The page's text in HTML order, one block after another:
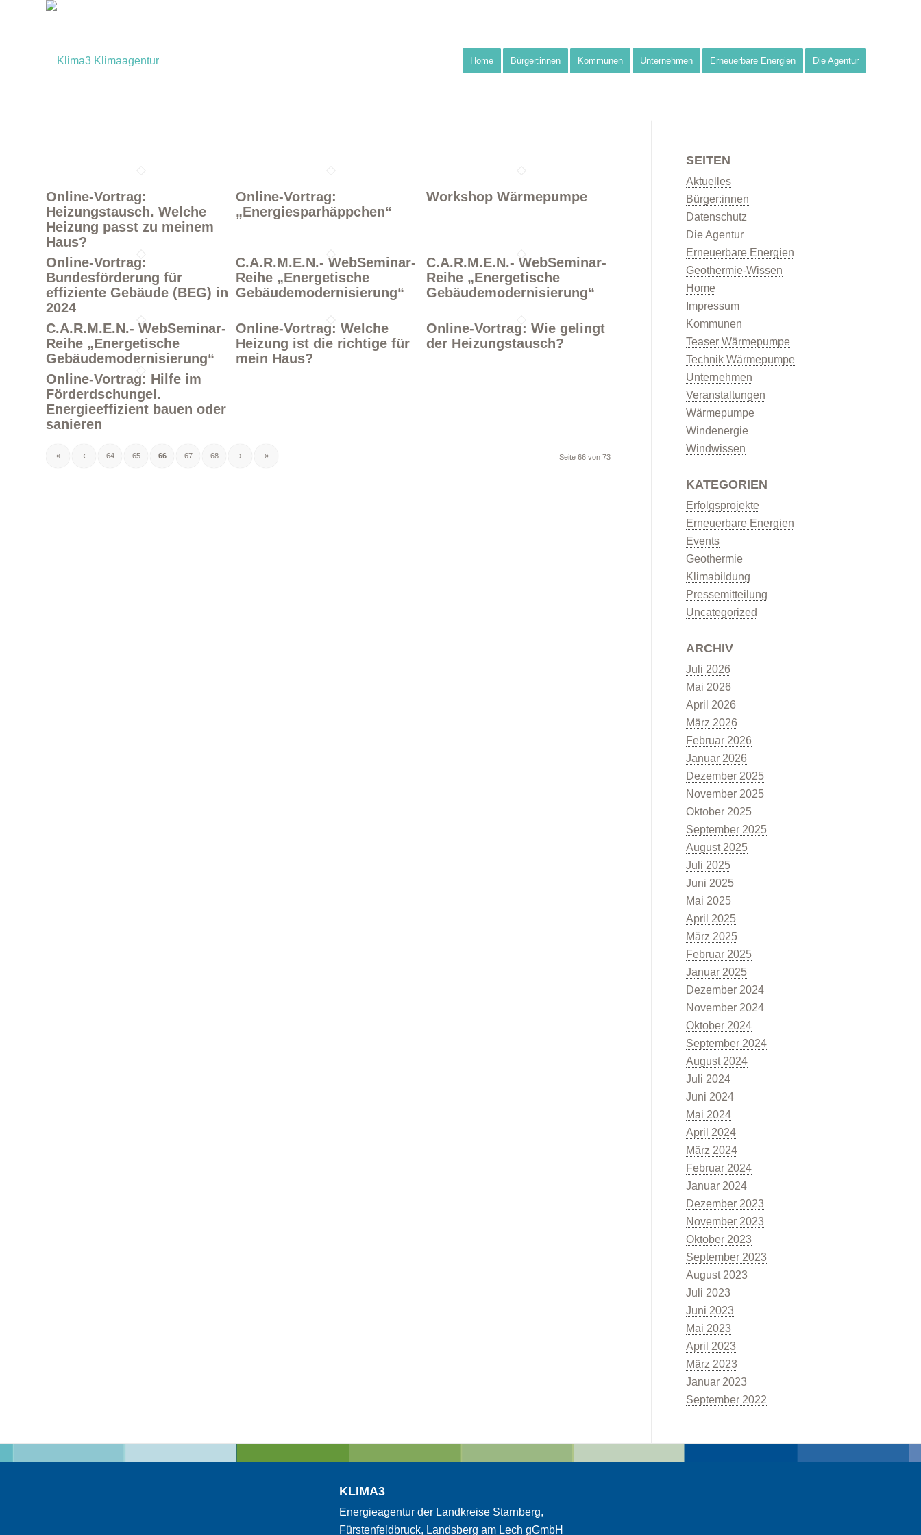
Home Bürger:innen Kommunen Unternehmen Erneuerbare Energien Die Agentur
Online-Vortrag:
Heizungstausch. Welche
Heizung passt zu meinem
Haus?
Online-Vortrag:
„Energiesparhäppchen“
Workshop Wärmepumpe
Online-Vortrag:
Bundesförderung für
effiziente Gebäude (BEG) in
2024
C.A.R.M.E.N.- WebSeminar-
Reihe „Energetische
Gebäudemodernisierung“
C.A.R.M.E.N.- WebSeminar-
Reihe „Energetische
Gebäudemodernisierung“
C.A.R.M.E.N.- WebSeminar-
Reihe „Energetische
Gebäudemodernisierung“
Online-Vortrag: Welche
Heizung ist die richtige für
mein Haus?
Online-Vortrag: Wie gelingt
der Heizungstausch?
Online-Vortrag: Hilfe im
Förderdschungel.
Energieeffizient bauen oder
sanieren
Seite 66 von 73
« ‹ 64 65 66 67 68 › »
SEITEN
Aktuelles
Bürger:innen
Datenschutz
Die Agentur
Erneuerbare Energien
Geothermie-Wissen
Home
Impressum
Kommunen
Teaser Wärmepumpe
Technik Wärmepumpe
Unternehmen
Veranstaltungen
Wärmepumpe
Windenergie
Windwissen
KATEGORIEN
Erfolgsprojekte
Erneuerbare Energien
Events
Geothermie
Klimabildung
Pressemitteilung
Uncategorized
ARCHIV
Juli 2026
Mai 2026
April 2026
März 2026
Februar 2026
Januar 2026
Dezember 2025
November 2025
Oktober 2025
September 2025
August 2025
Juli 2025
Juni 2025
Mai 2025
April 2025
März 2025
Februar 2025
Januar 2025
Dezember 2024
November 2024
Oktober 2024
September 2024
August 2024
Juli 2024
Juni 2024
Mai 2024
April 2024
März 2024
Februar 2024
Januar 2024
Dezember 2023
November 2023
Oktober 2023
September 2023
August 2023
Juli 2023
Juni 2023
Mai 2023
April 2023
März 2023
Januar 2023
September 2022
KLIMA3
Energieagentur der Landkreise Starnberg,
Fürstenfeldbruck, Landsberg am Lech gGmbH